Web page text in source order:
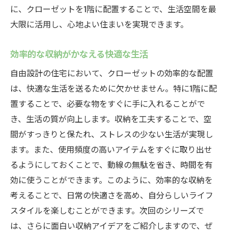
に、クローゼットを1階に配置することで、生活空間を最
大限に活用し、心地よい住まいを実現できます。
効率的な収納がかなえる快適な生活
自由設計の住宅において、クローゼットの効率的な配置
は、快適な生活を送るために欠かせません。特に1階に配
置することで、必要な物をすぐに手に入れることがで
き、生活の質が向上します。収納を工夫することで、空
間がすっきりと保たれ、ストレスの少ない生活が実現し
ます。また、使用頻度の高いアイテムをすぐに取り出せ
るようにしておくことで、動線の無駄を省き、時間を有
効に使うことができます。このように、効率的な収納を
考えることで、日常の快適さを高め、自分らしいライフ
スタイルを楽しむことができます。次回のシリーズで
は、さらに面白い収納アイデアをご紹介しますので、ぜ